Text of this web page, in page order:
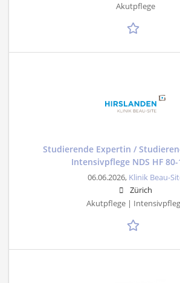
Akutpflege
Studierende Expertin /
Intensivpflege NDS HF 80-
06.06.2026, Klinik Beau-
Zürich
Akutpflege |